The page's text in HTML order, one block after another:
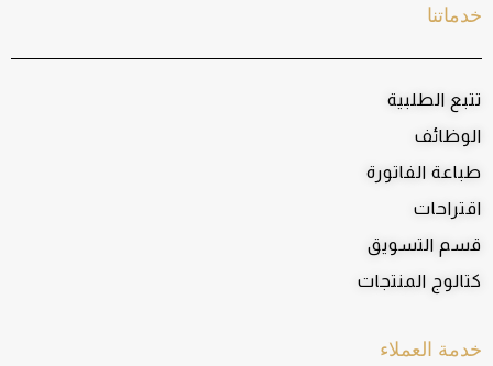
خدمة العملاء
خدماتنا
تتبع الطلبية
الوظائف
طباعة الفاتورة
اقتراحات
قسم التسويق
كتالوج المنتجات